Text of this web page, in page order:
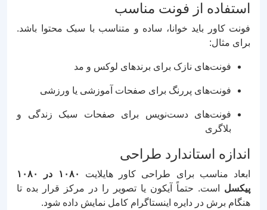
استفاده از فونت مناسب
فونت کاور باید خوانا، ساده و متناسب با سبک محتوا باشد.
برای مثال:
فونت‌های نازک برای برندهای لوکس و مد
فونت‌های پررنگ برای صفحات آموزشی یا ورزشی
فونت‌های دست‌نویس برای صفحات سبک زندگی و
بلاگری
اندازه استاندارد طراحی
ابعاد مناسب برای طراحی کاور هایلایت
۱۰۸۰ در ۱۰۸۰
پیکسل است. حتماً آیکون یا تصویر را در مرکز قرار بده تا
هنگام برش در دایره اینستاگرام کامل نمایش داده شود.